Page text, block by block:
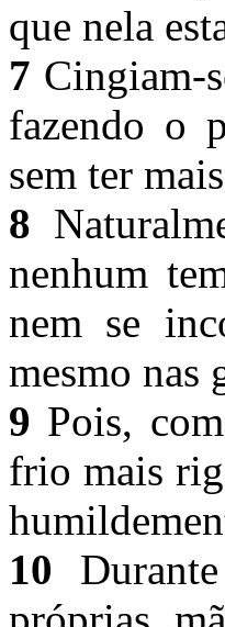
que nela
7 Cingiam-
fazendo o
sem ter
8
nenhum
nem se
mesmo nas
9 Pois,
frio mais
10